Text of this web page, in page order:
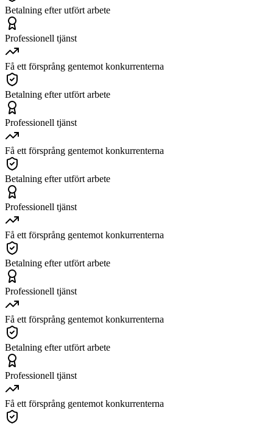
Betalning efter utfört arbete
Professionell tjänst
Få ett försprång gentemot konkurrenterna
Betalning efter utfört arbete
Professionell tjänst
Få ett försprång gentemot konkurrenterna
Betalning efter utfört arbete
Professionell tjänst
Få ett försprång gentemot konkurrenterna
Betalning efter utfört arbete
Professionell tjänst
Få ett försprång gentemot konkurrenterna
Betalning efter utfört arbete
Professionell tjänst
Få ett försprång gentemot konkurrenterna